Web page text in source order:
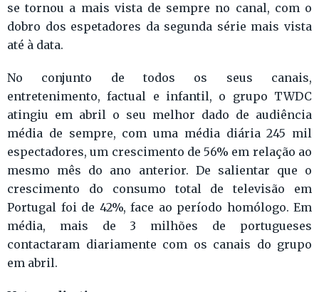
se tornou a mais vista de sempre no canal, com o
dobro dos espetadores da segunda série mais vista
até à data.
No conjunto de todos os seus canais,
entretenimento, factual e infantil, o grupo TWDC
atingiu em abril o seu melhor dado de audiência
média de sempre, com uma média diária 245 mil
espectadores, um crescimento de 56% em relação ao
mesmo mês do ano anterior. De salientar que o
crescimento do consumo total de televisão em
Portugal foi de 42%, face ao período homólogo. Em
média, mais de 3 milhões de portugueses
contactaram diariamente com os canais do grupo
em abril.